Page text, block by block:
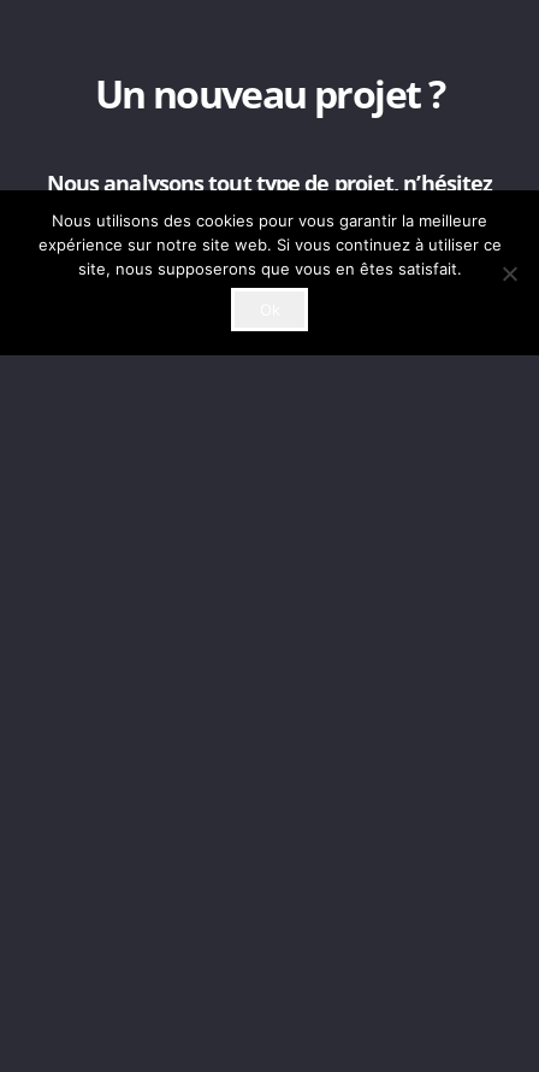
Un nouveau projet ?
Nous analysons tout type de projet, n’hésitez
pas à nous contacter.
Notre équipe vous contactera dans les plus brefs
délais.
Nous utilisons des cookies pour vous garantir la meilleure
expérience sur notre site web. Si vous continuez à utiliser ce
site, nous supposerons que vous en êtes satisfait.